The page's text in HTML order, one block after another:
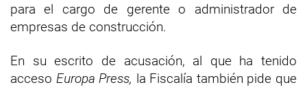
para el cargo de gerente o administrador de
empresas de construcción.
En su escrito de acusación, al que ha tenido
acceso Europa Press, la Fiscalía también pide que